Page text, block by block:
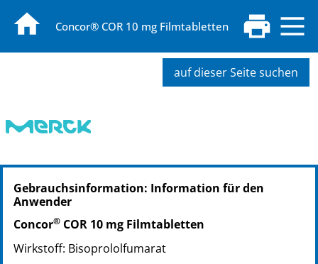
Concor® COR 10 mg Filmtabletten
auf dieser Seite suchen
PZN: 00630155
PPN: 110063015595
NTIN: 04150006301550
Gebrauchsinformation: Information für den
Anwender
Concor® COR 10 mg Filmtabletten
Wirkstoff: Bisoprololfumarat